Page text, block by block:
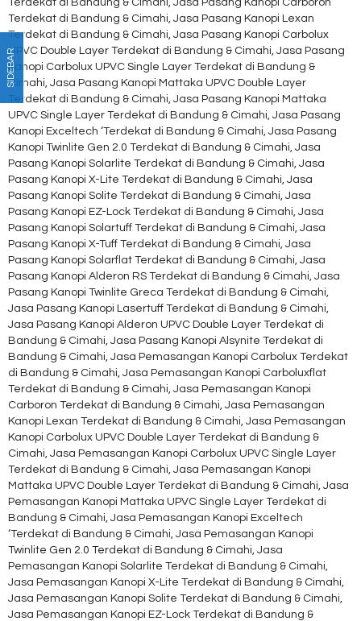
Terdekat di Bandung & Cimahi, Jasa Pasang Kanopi Carboron
Terdekat di Bandung & Cimahi, Jasa Pasang Kanopi Lexan
Terdekat di Bandung & Cimahi, Jasa Pasang Kanopi Carbolux
UPVC Double Layer Terdekat di Bandung & Cimahi, Jasa Pasang
Kanopi Carbolux UPVC Single Layer Terdekat di Bandung &
Cimahi, Jasa Pasang Kanopi Mattaka UPVC Double Layer
Terdekat di Bandung & Cimahi, Jasa Pasang Kanopi Mattaka
UPVC Single Layer Terdekat di Bandung & Cimahi, Jasa Pasang
Kanopi Exceltech ‘Terdekat di Bandung & Cimahi, Jasa Pasang
Kanopi Twinlite Gen 2.0 Terdekat di Bandung & Cimahi, Jasa
Pasang Kanopi Solarlite Terdekat di Bandung & Cimahi, Jasa
Pasang Kanopi X-Lite Terdekat di Bandung & Cimahi, Jasa
Pasang Kanopi Solite Terdekat di Bandung & Cimahi, Jasa
Pasang Kanopi EZ-Lock Terdekat di Bandung & Cimahi, Jasa
Pasang Kanopi Solartuff Terdekat di Bandung & Cimahi, Jasa
Pasang Kanopi X-Tuff Terdekat di Bandung & Cimahi, Jasa
Pasang Kanopi Solarflat Terdekat di Bandung & Cimahi, Jasa
Pasang Kanopi Alderon RS Terdekat di Bandung & Cimahi, Jasa
Pasang Kanopi Twinlite Greca Terdekat di Bandung & Cimahi,
Jasa Pasang Kanopi Lasertuff Terdekat di Bandung & Cimahi,
Jasa Pasang Kanopi Alderon UPVC Double Layer Terdekat di
Bandung & Cimahi, Jasa Pasang Kanopi Alsynite Terdekat di
Bandung & Cimahi, Jasa Pemasangan Kanopi Carbolux Terdekat
di Bandung & Cimahi, Jasa Pemasangan Kanopi Carboluxflat
Terdekat di Bandung & Cimahi, Jasa Pemasangan Kanopi
Carboron Terdekat di Bandung & Cimahi, Jasa Pemasangan
Kanopi Lexan Terdekat di Bandung & Cimahi, Jasa Pemasangan
Kanopi Carbolux UPVC Double Layer Terdekat di Bandung &
Cimahi, Jasa Pemasangan Kanopi Carbolux UPVC Single Layer
Terdekat di Bandung & Cimahi, Jasa Pemasangan Kanopi
Mattaka UPVC Double Layer Terdekat di Bandung & Cimahi, Jasa
Pemasangan Kanopi Mattaka UPVC Single Layer Terdekat di
Bandung & Cimahi, Jasa Pemasangan Kanopi Exceltech
‘Terdekat di Bandung & Cimahi, Jasa Pemasangan Kanopi
Twinlite Gen 2.0 Terdekat di Bandung & Cimahi, Jasa
Pemasangan Kanopi Solarlite Terdekat di Bandung & Cimahi,
Jasa Pemasangan Kanopi X-Lite Terdekat di Bandung & Cimahi,
Jasa Pemasangan Kanopi Solite Terdekat di Bandung & Cimahi,
Jasa Pemasangan Kanopi EZ-Lock Terdekat di Bandung &
SIDEBAR